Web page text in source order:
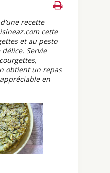
recette
cette
et au pesto
Servie
obtient un repas
en